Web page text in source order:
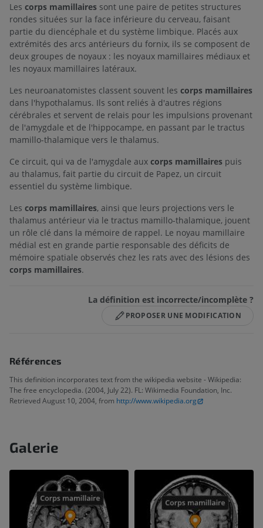
Les corps mamillaires sont une paire de petites structures
rondes situées sur la face inférieure du cerveau, faisant
partie du diencéphale et du système limbique. Placés aux
extrémités des arcs antérieurs du fornix, ils se composent de
deux groupes de noyaux : les noyaux mamillaires médiaux et
les noyaux mamillaires latéraux.
Les neuroanatomistes classent souvent les corps mamillaires
dans l'hypothalamus. Ils sont reliés à d'autres régions
cérébrales et servent de relais pour les impulsions provenant
de l'amygdale et de l'hippocampe, en passant par le tractus
mamillo-thalamique vers le thalamus.
Ce circuit, qui va de l'amygdale aux corps mamillaires puis
au thalamus, fait partie du circuit de Papez, un circuit
essentiel du système limbique.
Les corps mamillaires, ainsi que leurs projections vers le
thalamus antérieur via le tractus mamillo-thalamique, jouent
un rôle clé dans la mémoire de rappel. Le noyau mamillaire
médial est en grande partie responsable des déficits de
mémoire spatiale observés chez les rats avec des lésions des
corps mamillaires.
La définition est incorrecte/incomplète ?
PROPOSER UNE MODIFICATION
Références
This definition incorporates text from the wikipedia website - Wikipedia:
The free encyclopedia. (2004, July 22). FL: Wikimedia Foundation, Inc.
Retrieved August 10, 2004, from http://www.wikipedia.org
Galerie